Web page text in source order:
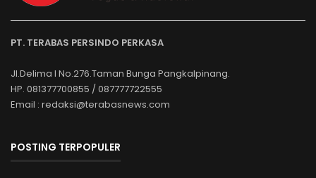
PT. TERABAS PERSINDO PERKASA
Jl.Delima I No.276.Taman Bunga Pangkalpinang.
HP. 081377700855 / 087777722555
Email : redaksi@terabasnews.com
POSTING TERPOPULER